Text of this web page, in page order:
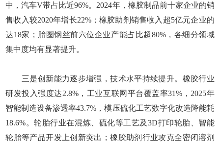
中，汽车V带占比近96%。2024年，橡胶制品前十家企业的销
售收入较2020年增长22%；橡胶助剂销售收入超5亿元企业的
达18家；胎圈钢丝前六位企业产能占比超80%，各细分领域
集中度均有显著提升。
三是创新能力逐步增强，技术水平持续提升。橡胶行业
研发投入强度达2.8%，工业互联网平台覆盖率31%，2025年
智能制造设备渗透率43.7%，模压硫化工艺数字化改造降能耗
18.6%。轮胎行业在混炼、硫化等工艺及3D打印轮胎、智能
轮胎等产品开发上创新突出；橡胶助剂行业攻克全密闭溶剂